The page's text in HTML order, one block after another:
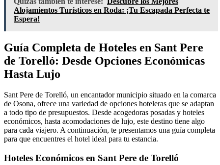
Alojamientos Turísticos en Roda: ¡Tu Escapada Perfecta te
Espera!
Guía Completa de Hoteles en Sant Pere
de Torelló: Desde Opciones Económicas
Hasta Lujo
Sant Pere de Torelló, un encantador municipio situado en la comarca
de Osona, ofrece una variedad de opciones hoteleras que se adaptan
a todo tipo de presupuestos. Desde acogedoras posadas y hoteles
económicos, hasta acomodaciones de lujo, este destino tiene algo
para cada viajero. A continuación, te presentamos una guía completa
para que encuentres el hotel ideal para tu estancia.
Hoteles Económicos en Sant Pere de Torelló